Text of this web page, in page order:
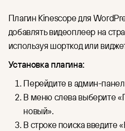
Плагин Kinescope для
добавлять видеоплеер на
используя шорткод или
Установка плагина:
Перейдите в админ-
В меню слева выберите
новый».
В строке поиска введите